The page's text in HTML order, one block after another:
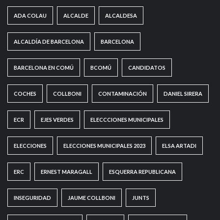
ADA COLAU ALCALDE ALCALDESA
ALCALDÍA DE BARCELONA BARCELONA
BARCELONA EN COMÚ BCOMÚ CANDIDATOS
COCHES COLLBONI CONTAMINACIÓN DANIEL SIRERA
ECR EJES VERDES ELECCCIONES MUNICIPALES
ELECCIONES ELECCIONES MUNICIPALES 2023 ELSA ARTADI
ERC ERNEST MARAGALL ESQUERRA REPUBLICANA
INSEGURIDAD JAUME COLLBONI JUNTS